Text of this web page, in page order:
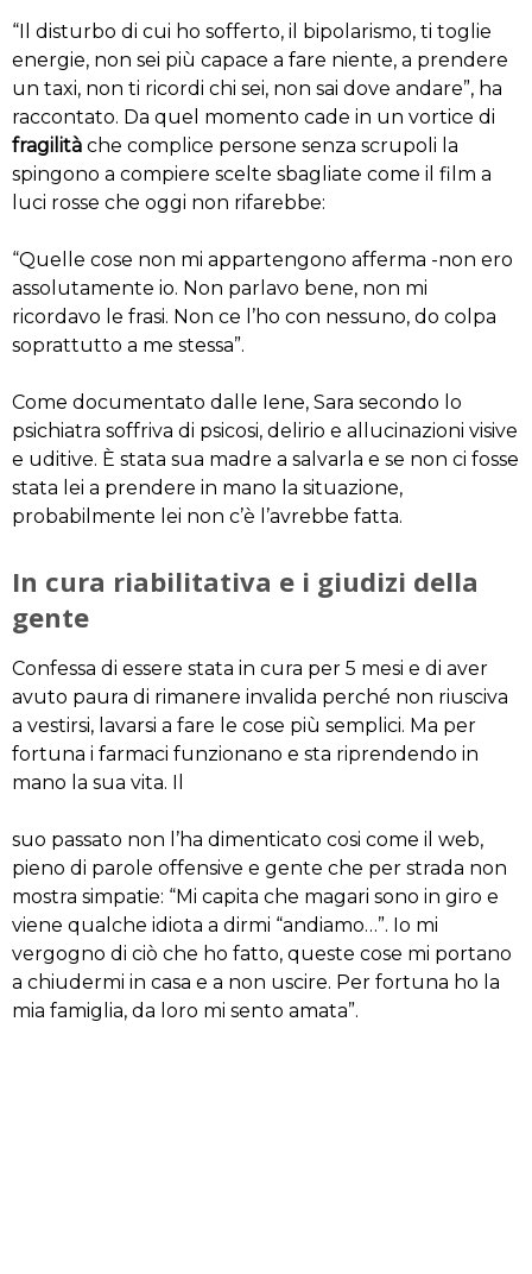
“Il disturbo di cui ho sofferto, il bipolarismo, ti toglie
energie, non sei più capace a fare niente, a prendere
un taxi, non ti ricordi chi sei, non sai dove andare”, ha
raccontato. Da quel momento cade in un vortice di
fragilità che complice persone senza scrupoli la
spingono a compiere scelte sbagliate come il film a
luci rosse che oggi non rifarebbe:
“Quelle cose non mi appartengono afferma -non ero
assolutamente io. Non parlavo bene, non mi
ricordavo le frasi. Non ce l’ho con nessuno, do colpa
soprattutto a me stessa”.
Come documentato dalle Iene, Sara secondo lo
psichiatra soffriva di psicosi, delirio e allucinazioni visive
e uditive. È stata sua madre a salvarla e se non ci fosse
stata lei a prendere in mano la situazione,
probabilmente lei non c’è l’avrebbe fatta.
In cura riabilitativa e i giudizi della
gente
Confessa di essere stata in cura per 5 mesi e di aver
avuto paura di rimanere invalida perché non riusciva
a vestirsi, lavarsi a fare le cose più semplici. Ma per
fortuna i farmaci funzionano e sta riprendendo in
mano la sua vita. Il
suo passato non l’ha dimenticato cosi come il web,
pieno di parole offensive e gente che per strada non
mostra simpatie: “Mi capita che magari sono in giro e
viene qualche idiota a dirmi “andiamo…”. Io mi
vergogno di ciò che ho fatto, queste cose mi portano
a chiudermi in casa e a non uscire. Per fortuna ho la
mia famiglia, da loro mi sento amata”.